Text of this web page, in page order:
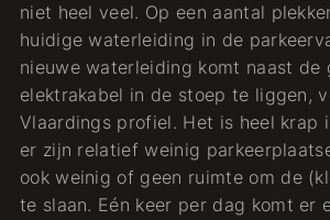
niet heel veel. Op een aantal
huidige waterleiding in de
nieuwe waterleiding komt naast de
elektrakabel in de stoep te liggen,
Vlaardings profiel. Het is heel krap
er zijn relatief weinig
ook weinig of geen ruimte om de
te slaan. Eén keer per dag komt er